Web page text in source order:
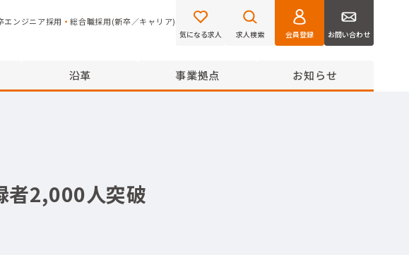
エンジニア採用 総合職採用(新卒／キャリア)
気になる求人 求人検索 会員登録 お問い合わせ
沿革 事業拠点 お知らせ
者2,000人突破